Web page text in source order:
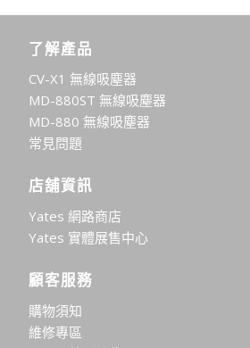
了解產品
CV-X1 無線吸塵器
MD-880ST 無線吸塵器
MD-880 無線吸塵器
常見問題
店舖資訊
Yates 網路商店
Yates 實體展售中心
顧客服務
購物須知
維修專區